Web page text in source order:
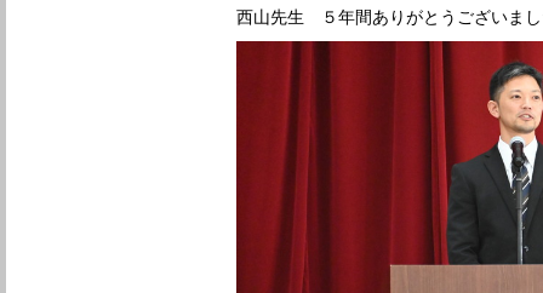
西山先生 ５年間ありがとうございま